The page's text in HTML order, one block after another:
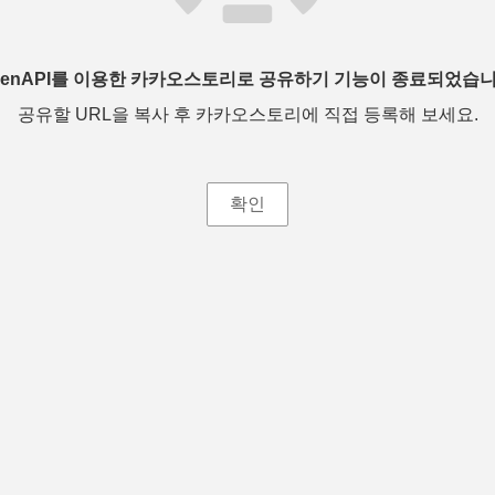
를 이용한 카카오스토리로 공유하기 기능이 종료되었습
공유할 URL을 복사 후 카카오스토리에 직접 등록해 보세요.
확인